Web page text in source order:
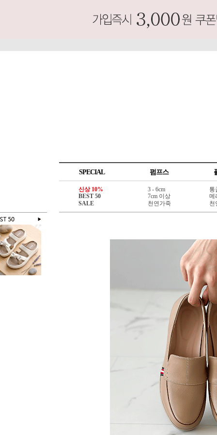
SPECIAL 펌프스
신상 10%
BEST 50
SALE
3 - 6cm
7cm 이상
천연가죽
통
메
천